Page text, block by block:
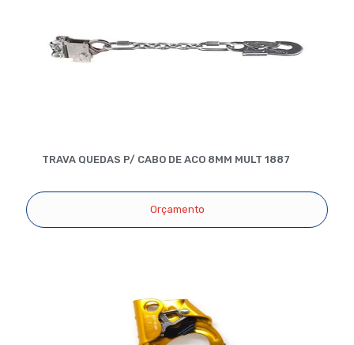
TRAVA QUEDAS P/ CABO DE ACO 8MM MULT 1887
Orçamento